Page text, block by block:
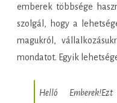
emberek többsége
szolgál, hogy a
magukról,
mondatot. Egyik
Helló